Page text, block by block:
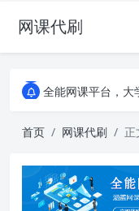
网课代刷
AI论文写作平台，
全能网课平台，大学生网
全能网课平台，大学生网
首页 网课代刷 正